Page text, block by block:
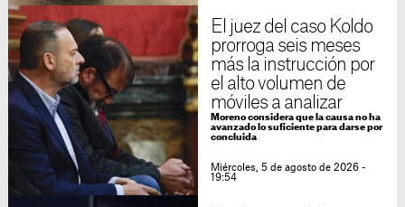
El juez del caso Koldo
prorroga seis meses
más la instrucción por
el alto volumen de
móviles a analizar
Moreno considera que la causa no ha
avanzado lo suficiente para darse por
concluida
Miércoles, 5 de agosto de 2026 -
19:54